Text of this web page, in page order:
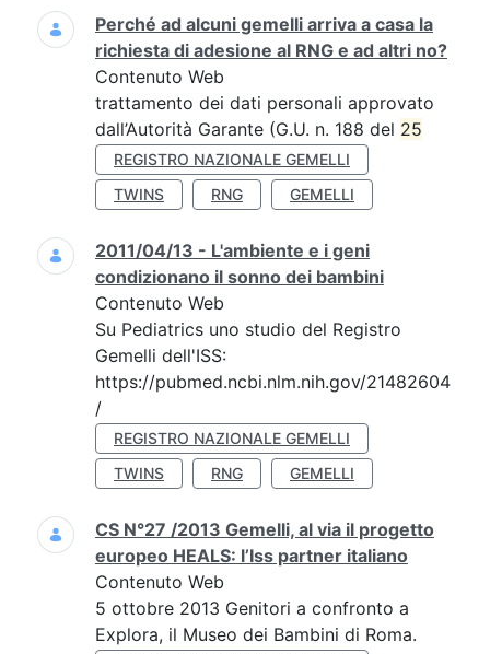
Perché ad alcuni gemelli arriva a casa la
richiesta di adesione al RNG e ad altri no?
Contenuto Web
trattamento dei dati personali approvato
dall’Autorità Garante (G.U. n. 188 del 25
REGISTRO NAZIONALE GEMELLI
TWINS
RNG GEMELLI
2011/04/13 - L'ambiente e i geni
condizionano il sonno dei bambini
Contenuto Web
Su Pediatrics uno studio del Registro
Gemelli dell'ISS:
https://pubmed.ncbi.nlm.nih.gov/21482604
/
REGISTRO NAZIONALE GEMELLI
TWINS
RNG GEMELLI
CS N°27 /2013 Gemelli, al via il progetto
europeo HEALS: l’Iss partner italiano
Contenuto Web
5 ottobre 2013 Genitori a confronto a
Explora, il Museo dei Bambini di Roma.